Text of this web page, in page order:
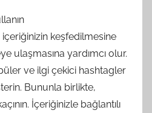
keşfedilmesine
ulaşmasına yardımcı olur.
ve ilgi çekici hashtagler
Bununla birlikte,
İçeriğinizle bağlantılı